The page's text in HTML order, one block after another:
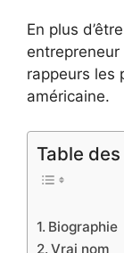
En plus
entrepreneur
rappeurs les
américaine.
Table
Biographie
Vrai nom